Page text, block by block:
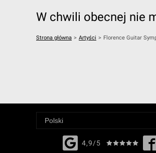
W chwili obecnej nie
Strona główna > Artyści > Florence Guitar
4,9/5